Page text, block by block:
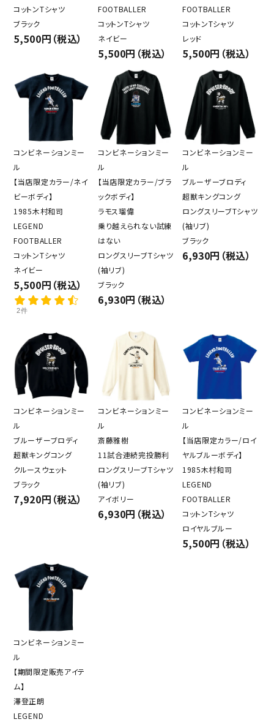
コットンTシャツ
ブラック
5,500円（税込）
FOOTBALLER
コットンTシャツ
ネイビー
5,500円（税込）
FOOTBALLER
コットンTシャツ
レッド
5,500円（税込）
コンビネーションミー
ル
【当店限定カラー/ネイ
ビーボディ】
1985木村和司
LEGEND
FOOTBALLER
コットンTシャツ
ネイビー
5,500円（税込）
2件
コンビネーションミー
ル
【当店限定カラー/ブラ
ックボディ】
ラモス瑠偉
乗り越えられない試練
はない
ロングスリーブTシャツ
(袖リブ)
ブラック
6,930円（税込）
コンビネーションミー
ル
ブルーザーブロディ
超獣キングコング
ロングスリーブTシャツ
(袖リブ)
ブラック
6,930円（税込）
コンビネーションミー
ル
ブルーザーブロディ
超獣キングコング
クルースウェット
ブラック
7,920円（税込）
コンビネーションミー
ル
斎藤雅樹
11試合連続完投勝利
ロングスリーブTシャツ
(袖リブ)
アイボリー
6,930円（税込）
コンビネーションミー
ル
【当店限定カラー/ロイ
ヤルブルーボディ】
1985木村和司
LEGEND
FOOTBALLER
コットンTシャツ
ロイヤルブルー
5,500円（税込）
コンビネーションミー
ル
【期間限定販売アイテ
ム】
澤登正朗
LEGEND